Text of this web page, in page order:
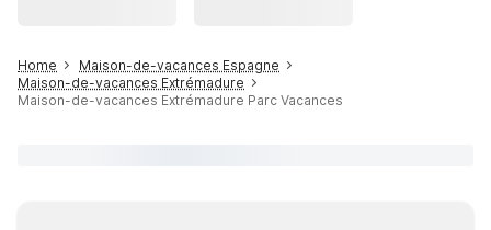
Home
Maison-de-vacances Espagne
Maison-de-vacances Extrémadure
Maison-de-vacances Extrémadure Parc Vacances